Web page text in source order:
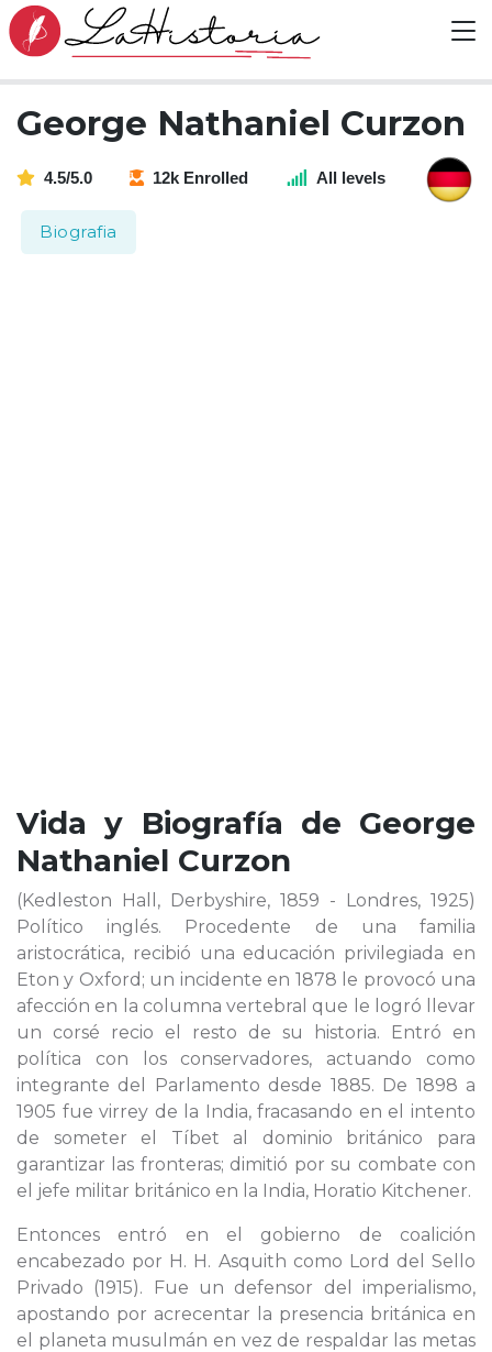
George Nathaniel Curzon
4.5/5.0 12k Enrolled All levels
Biografia
Vida y Biografía de George
Nathaniel Curzon
(Kedleston Hall, Derbyshire, 1859 - Londres, 1925)
Político inglés. Procedente de una familia
aristocrática, recibió una educación privilegiada en
Eton y Oxford; un incidente en 1878 le provocó una
afección en la columna vertebral que le logró llevar
un corsé recio el resto de su historia. Entró en
política con los conservadores, actuando como
integrante del Parlamento desde 1885. De 1898 a
1905 fue virrey de la India, fracasando en el intento
de someter el Tíbet al dominio británico para
garantizar las fronteras; dimitió por su combate con
el jefe militar británico en la India, Horatio Kitchener.
Entonces entró en el gobierno de coalición
encabezado por H. H. Asquith como Lord del Sello
Privado (1915). Fue un defensor del imperialismo,
apostando por acrecentar la presencia británica en
el planeta musulmán en vez de respaldar las metas